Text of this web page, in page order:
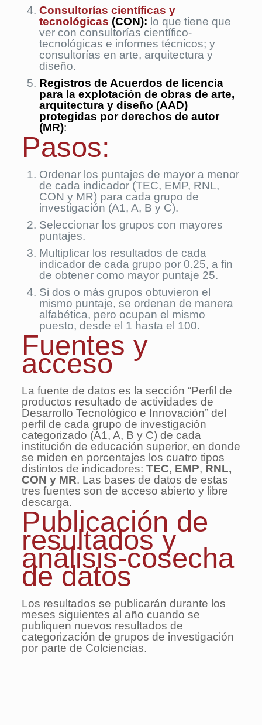
Consultorías científicas y
tecnológicas (CON): lo que tiene que
ver con consultorías científico-
tecnológicas e informes técnicos; y
consultorías en arte, arquitectura y
diseño.
Registros de Acuerdos de licencia
para la explotación de obras de arte,
arquitectura y diseño (AAD)
protegidas por derechos de autor
(MR):
Pasos:
Ordenar los puntajes de mayor a menor
de cada indicador (TEC, EMP, RNL,
CON y MR) para cada grupo de
investigación (A1, A, B y C).
Seleccionar los grupos con mayores
puntajes.
Multiplicar los resultados de cada
indicador de cada grupo por 0.25, a fin
de obtener como mayor puntaje 25.
Si dos o más grupos obtuvieron el
mismo puntaje, se ordenan de manera
alfabética, pero ocupan el mismo
puesto, desde el 1 hasta el 100.
Fuentes y
acceso
La fuente de datos es la sección “Perfil de
productos resultado de actividades de
Desarrollo Tecnológico e Innovación” del
perfil de cada grupo de investigación
categorizado (A1, A, B y C) de cada
institución de educación superior, en donde
se miden en porcentajes los cuatro tipos
distintos de indicadores: TEC, EMP, RNL,
CON y MR. Las bases de datos de estas
tres fuentes son de acceso abierto y libre
descarga.
Publicación de
resultados y
análisis-cosecha
de datos
Los resultados se publicarán durante los
meses siguientes al año cuando se
publiquen nuevos resultados de
categorización de grupos de investigación
por parte de Colciencias.